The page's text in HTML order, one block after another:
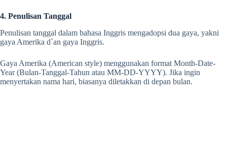
4. Penulisan Tanggal
Penulisan tanggal dalam bahasa Inggris mengadopsi dua gaya, yakni
gaya Amerika d`an gaya Inggris.
Gaya Amerika (American style) menggunakan format Month-Date-
Year (Bulan-Tanggal-Tahun atau MM-DD-YYYY). Jika ingin
menyertakan nama hari, biasanya diletakkan di depan bulan.